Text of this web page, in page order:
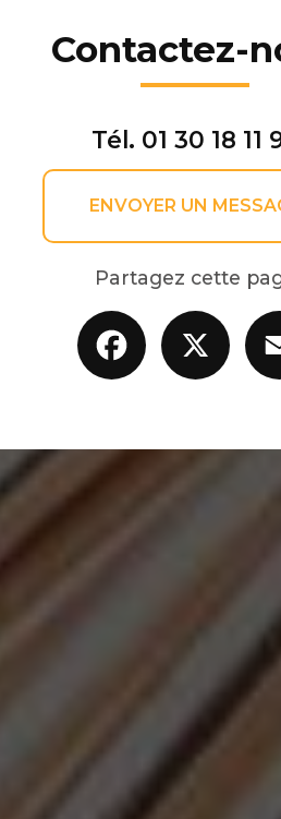
Contactez-
Tél. 01 30 18 11
ENVOYER UN
Partagez cette
Facebook